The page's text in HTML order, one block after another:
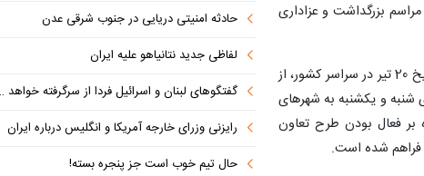
بزرگداشت و عزاداری
بر این اساس، با توجه به شروع آزمون‌های حضوری دانشگاه آزاد اسلامی از تاریخ 20 تیر در سراسر کشور، از
شنبه و یکشنبه به شهرهای
بر فعال بودن طرح تعاون
فراهم شده است.
حادثه امنیتی دریایی در جنوب شرقی عدن
لفاظی جدید نتانیاهو علیه ایران
گفتگوهای لبنان و اسرائیل فردا از سرگرفته خواهد شد!
رایزنی وزرای خارجه آمریکا و انگلیس درباره ایران
حال تیم خوب است جز پنجره بسته!